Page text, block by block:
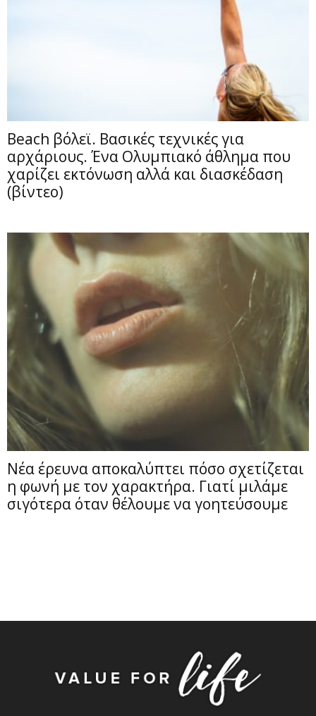
Beach βόλεϊ. Βασικές τεχνικές για
αρχάριους. Ένα Ολυμπιακό άθλημα που
χαρίζει εκτόνωση αλλά και διασκέδαση
(βίντεο)
Νέα έρευνα αποκαλύπτει πόσο σχετίζεται
η φωνή με τον χαρακτήρα. Γιατί μιλάμε
σιγότερα όταν θέλουμε να γοητεύσουμε